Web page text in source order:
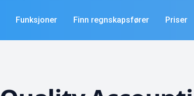
Funksjoner Finn regnskapsfører Priser